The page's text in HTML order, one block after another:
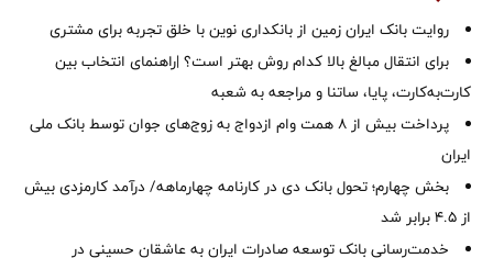
روایت بانک ایران زمین از بانکداری نوین با خلق تجربه برای مشتری
برای انتقال مبالغ بالا کدام روش بهتر است؟ |راهنمای انتخاب بین
کارت‌به‌کارت، پایا، ساتنا و مراجعه به شعبه
پرداخت بیش از ۸ همت وام ازدواج به زوج‌های جوان توسط بانک ملی
ایران
بخش چهارم؛ تحول بانک دی در کارنامه چهارماهه/ درآمد کارمزدی بیش
از ۴.۵ برابر شد
خدمت‌رسانی بانک توسعه صادرات ایران به عاشقان حسینی در